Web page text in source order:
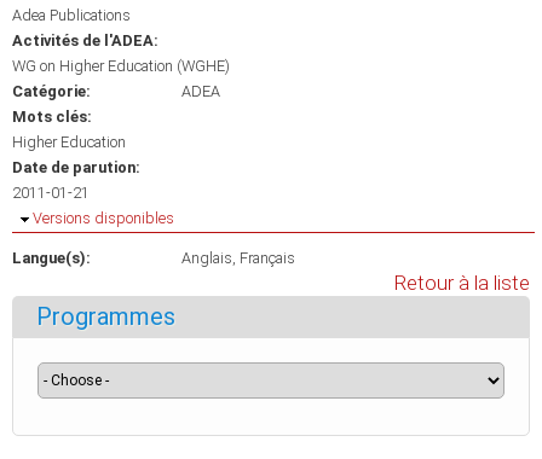
Adea Publications
Activités de l'ADEA:
WG on Higher Education (WGHE)
Catégorie:
ADEA
Mots clés:
Higher Education
Date de parution:
2011-01-21
Masquer
Versions disponibles
Langue(s): Anglais Français
Retour à la liste
Programmes